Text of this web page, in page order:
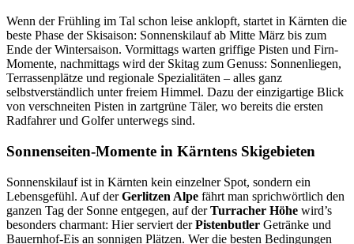
Wenn der Frühling im Tal schon leise anklopft, startet in Kärnten die
beste Phase der Skisaison: Sonnenskilauf ab Mitte März bis zum
Ende der Wintersaison. Vormittags warten griffige Pisten und Firn-
Momente, nachmittags wird der Skitag zum Genuss: Sonnenliegen,
Terrassenplätze und regionale Spezialitäten – alles ganz
selbstverständlich unter freiem Himmel. Dazu der einzigartige Blick
von verschneiten Pisten in zartgrüne Täler, wo bereits die ersten
Radfahrer und Golfer unterwegs sind.
Sonnenseiten-Momente in Kärntens Skigebieten
Sonnenskilauf ist in Kärnten kein einzelner Spot, sondern ein
Lebensgefühl. Auf derGerlitzen Alpe fährt man sprichwörtlich den
ganzen Tag der Sonne entgegen, auf derTurracher Höhe wird’s
besonders charmant: Hier serviert derPistenbutler Getränke und
Bauernhof-Eis an sonnigen Plätzen. Wer die besten Bedingungen